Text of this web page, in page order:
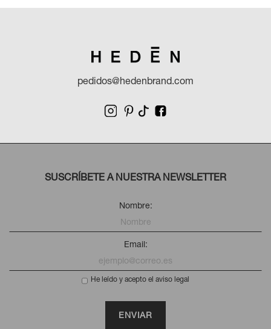
pedidos@hedenbrand.com
SUSCRÍBETE A NUESTRA NEWSLETTER
Nombre:
Email:
He leído y acepto el aviso legal